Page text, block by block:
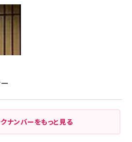
ナンバーをもっと見る